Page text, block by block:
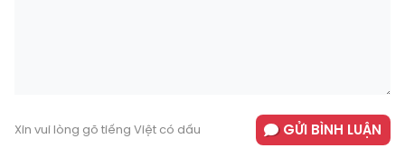
Xin vui lòng gõ tiếng Việt có dấu GỬI BÌNH LUẬN